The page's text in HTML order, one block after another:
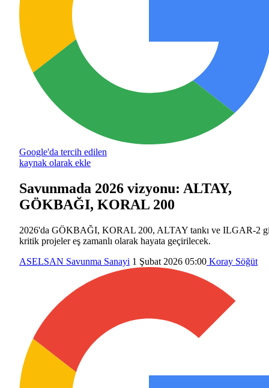
Google'da tercih edilen
kaynak olarak ekle
Savunmada 2026 vizyonu: ALTAY,
GÖKBAĞI, KORAL 200
2026'da GÖKBAĞI, KORAL 200, ALTAY tankı ve ILGAR-2
kritik projeler eş zamanlı olarak hayata geçirilecek.
ASELSAN Savunma Sanayi 1 Şubat 2026 05:00 Koray Söğüt